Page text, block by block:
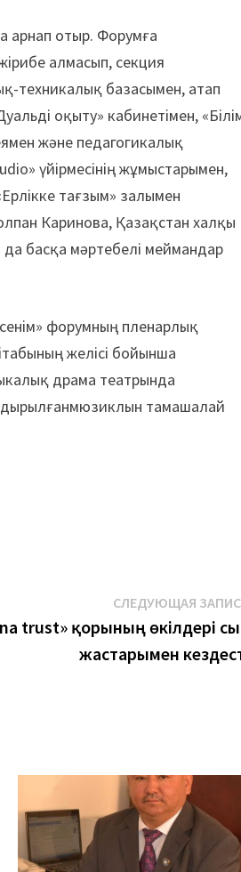
арнап отыр. Форумға
алмасып, секция
техникалық базасымен, атап
оқыту» кабинетімен,
және педагогикалық
үйірмесінің жұмыстарымен,
тағзым» залымен
Каринова, Қазақстан халқы
басқа мәртебелі меймандар
форумның пленарлық
желісі бойынша
драма театрында
тамашалай
СЛЕДУЮЩАЯ
trust» қорының өкілдері
жастарымен